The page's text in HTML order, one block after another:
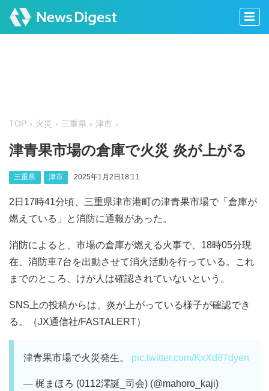
TOP 火災 三重県 津市
津青果市場の倉庫で火災 炎が上がる
三重県 津市 2025年1月2日18:11
2日17時41分頃、三重県津市港町の津青果市場で「倉庫が
燃えている」と消防に通報があった。
消防によると、市場の倉庫が燃える火事で、18時05分現
在、消防車7台を出動させて消火活動を行っている。これ
までのところ、けが人は確認されていないという。
SNS上の投稿からは、炎が上がっている様子が確認でき
る。（JX通信社/FASTALERT）
津青果市場で火災発生。 pic.twitter.com/KxXd87dyen
— 梶まほろ (0112澪誕_司会) (@mahoro_kaji)